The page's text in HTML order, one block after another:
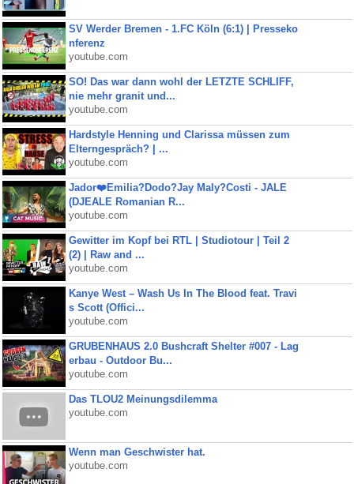
SV Werder Bremen - 1.FC Köln (6:1) | Presseko
nferenz
youtube.com
SO! Das war dann wohl der LETZTE SCHLIFF,
nie mehr granit und...
youtube.com
Hardstyle Henning und Clarissa müssen zum
Elterngespräch? | ...
youtube.com
Jador❤️Emilia?Dodo?Jay Maly?Costi - JALE
(DJEALE Romanian R...
youtube.com
Gewitter im Kopf bei RTL | Studiotour | Teil 2
(2) | Raw and ...
youtube.com
Kanye West – Wash Us In The Blood feat. Travi
s Scott (Offici...
youtube.com
GRUBENHAUS 2.0 Bushcraft Shelter #007 - Lag
erbau - Outdoor Bu...
youtube.com
Das TLOU2 Meinungsdilemma
youtube.com
Wenn man Geschwister hat.
youtube.com